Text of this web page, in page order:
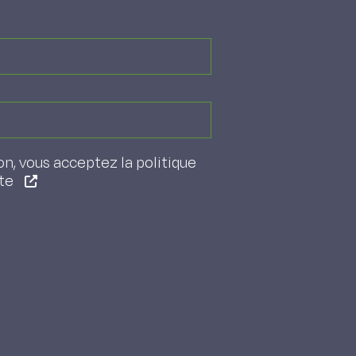
vous acceptez la politique